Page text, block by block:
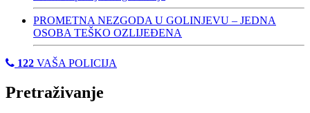
PROMETNA NEZGODA U GOLINJEVU – JEDNA
OSOBA TEŠKO OZLIJEĐENA
122 VAŠA POLICIJA
Pretraživanje